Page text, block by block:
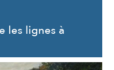
les lignes à